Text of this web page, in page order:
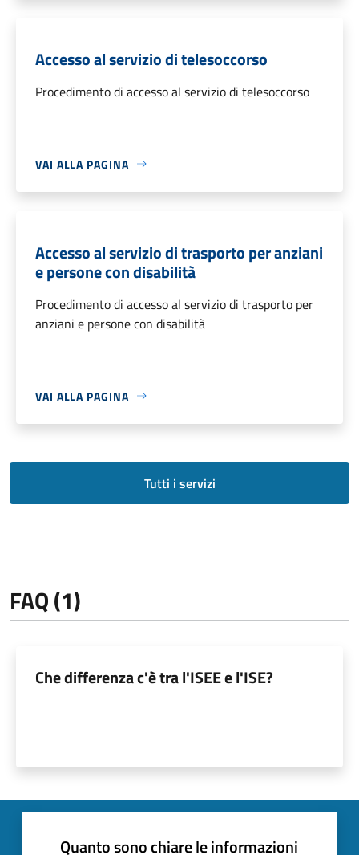
Accesso al servizio di telesoccorso
Procedimento di accesso al servizio di telesoccorso
VAI ALLA PAGINA
Accesso al servizio di trasporto per anziani
e persone con disabilità
Procedimento di accesso al servizio di trasporto per
anziani e persone con disabilità
VAI ALLA PAGINA
Tutti i servizi
FAQ (1)
Che differenza c'è tra l'ISEE e l'ISE?
Quanto sono chiare le informazioni